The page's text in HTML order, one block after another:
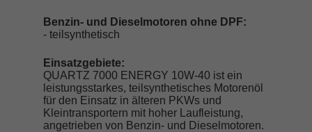
Benzin- und Dieselmotoren ohne DPF:
- teilsynthetisch
Einsatzgebiete:
QUARTZ 7000 ENERGY 10W-40 ist ein
leistungsstarkes, teilsynthetisches Motorenöl
für den Einsatz in älteren PKWs und
Kleintransportern mit hoher Laufleistung,
angetrieben von Benzin- und Dieselmotoren.